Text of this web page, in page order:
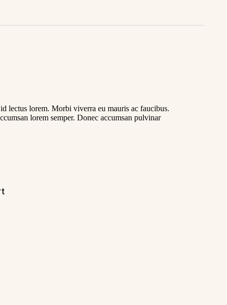
lectus lorem. Morbi viverra eu mauris ac faucibus.
lorem semper. Donec accumsan pulvinar